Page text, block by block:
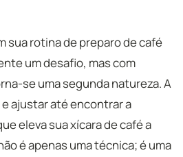
sua rotina de preparo de café
um desafio, mas com
se uma segunda natureza. A
ajustar até encontrar a
eleva sua xícara de café a
é apenas uma técnica; é uma